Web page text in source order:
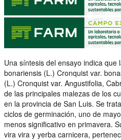
Una síntesis del ensayo indica que
bonariensis (L.) Cronquist var.
(L.) Cronquist var. Angustifolia,
de las principales malezas de los
en la provincia de San Luis. Se
ciclos de germinación, uno de
menos significativo en primavera.
vira vira y yerba carnicera,